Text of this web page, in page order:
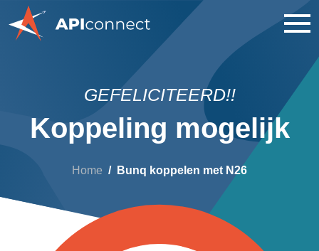
GEFELICITEERD!!
Koppeling mogelijk
Home Bunq koppelen met N26